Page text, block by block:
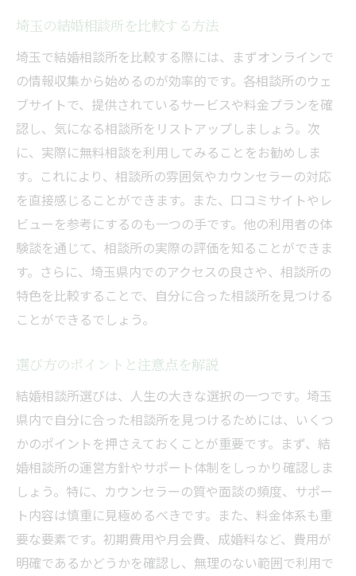
埼玉の結婚相談所を比較する方法
埼玉で結婚相談所を比較する際には、まずオンラインで
の情報収集から始めるのが効率的です。各相談所のウェ
ブサイトで、提供されているサービスや料金プランを確
認し、気になる相談所をリストアップしましょう。次
に、実際に無料相談を利用してみることをお勧めしま
す。これにより、相談所の雰囲気やカウンセラーの対応
を直接感じることができます。また、口コミサイトやレ
ビューを参考にするのも一つの手です。他の利用者の体
験談を通じて、相談所の実際の評価を知ることができま
す。さらに、埼玉県内でのアクセスの良さや、相談所の
特色を比較することで、自分に合った相談所を見つける
ことができるでしょう。
選び方のポイントと注意点を解説
結婚相談所選びは、人生の大きな選択の一つです。埼玉
県内で自分に合った相談所を見つけるためには、いくつ
かのポイントを押さえておくことが重要です。まず、結
婚相談所の運営方針やサポート体制をしっかり確認しま
しょう。特に、カウンセラーの質や面談の頻度、サポー
ト内容は慎重に見極めるべきです。また、料金体系も重
要な要素です。初期費用や月会費、成婚料など、費用が
明確であるかどうかを確認し、無理のない範囲で利用で